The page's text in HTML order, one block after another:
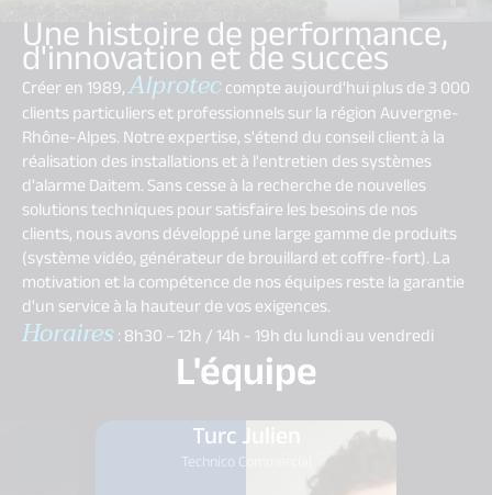
Une histoire de performance,
d'innovation et de succès
Créer en 1989,Alproteccompte aujourd'hui plus de 3 000
clients particuliers et professionnels sur la région Auvergne-
Rhône-Alpes. Notre expertise, s'étend du conseil client à la
réalisation des installations et à l'entretien des systèmes
d'alarme Daitem. Sans cesse à la recherche de nouvelles
solutions techniques pour satisfaire les besoins de nos
clients, nous avons développé une large gamme de produits
(système vidéo, générateur de brouillard et coffre-fort). La
motivation et la compétence de nos équipes reste la garantie
d'un service à la hauteur de vos exigences.
Horaires: 8h30 – 12h / 14h - 19h du lundi au vendredi
L'équipe
Turc Julien
Technico Commercial